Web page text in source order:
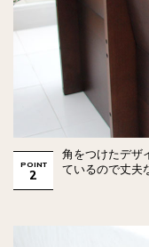
POINT
2
角をつけたデザ
ているので丈夫